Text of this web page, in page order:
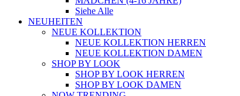
Siehe Alle
NEUHEITEN
NEUE KOLLEKTION
NEUE KOLLEKTION HERREN
NEUE KOLLEKTION DAMEN
SHOP BY LOOK
SHOP BY LOOK HERREN
SHOP BY LOOK DAMEN